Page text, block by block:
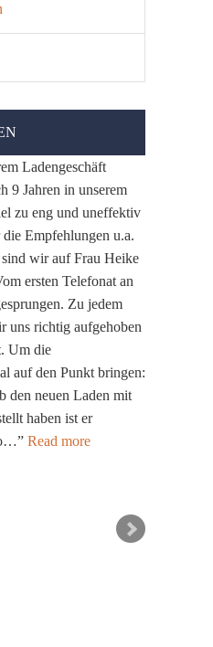
Ladengeschäft
9 Jahren in unserem
zu eng und uneffektiv
Empfehlungen u.a.
wir auf Frau Heike
ersten Telefonat an
Zu jedem
uns richtig aufgehoben
Um die
auf den Punkt bringen:
den neuen Laden mit
haben ist er
Read more